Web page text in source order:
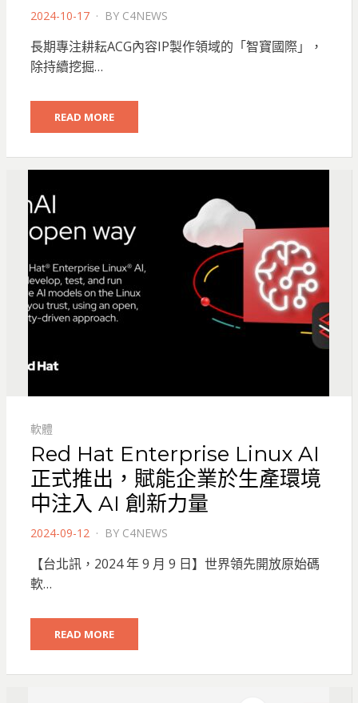
POSTED
2024-10-17 BY C4NEWS
長期專注耕耘ACG內容IP製作領域的「智寶國際」，
除持續挖掘…
READ MORE
軟體
Red Hat Enterprise Linux AI
正式推出，賦能企業於生產環境
中注入 AI 創新力量
POSTED
2024-09-12 BY C4NEWS
【台北訊，2024 年 9 月 9 日】世界領先開放原始碼
軟…
READ MORE